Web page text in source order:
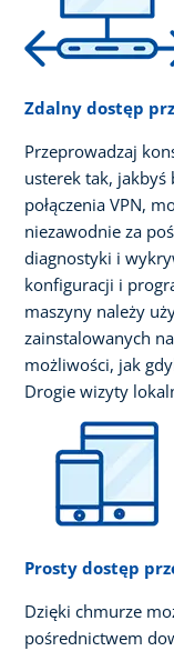
Zdalny dostęp
Przeprowadzaj
usterek tak, jakbyś
połączenia VPN,
niezawodnie za
diagnostyki i
konfiguracji i
maszyny należy
zainstalowanych
możliwości, jak
Drogie wizyty
Prosty dostęp
Dzięki chmurze
pośrednictwem